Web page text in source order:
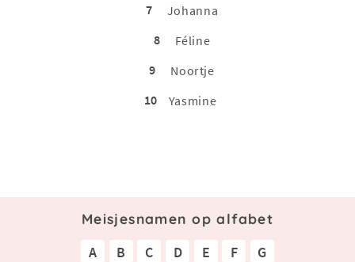
7
Johanna
8
Féline
9
Noortje
10
Yasmine
Meisjesnamen op alfabet
A B C D E F
G